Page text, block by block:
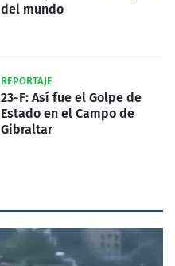
del mundo
REPORTAJE
23-F: Así fue el Golpe de
Estado en el Campo de
Gibraltar